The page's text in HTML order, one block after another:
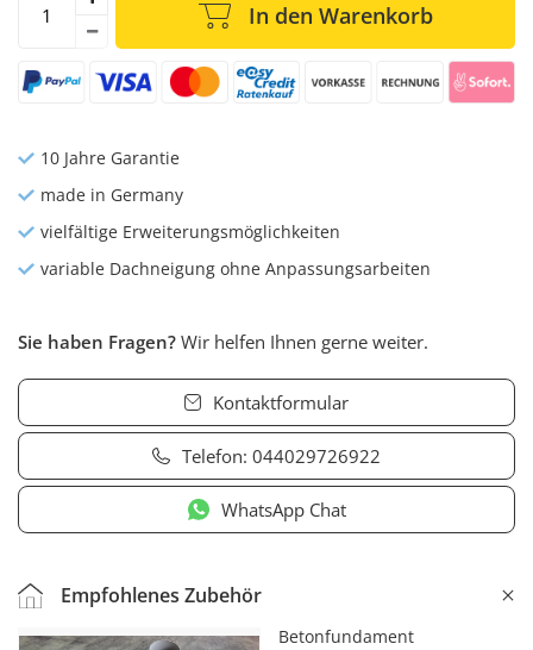
In den Warenkorb
10 Jahre Garantie
made in Germany
vielfältige Erweiterungsmöglichkeiten
variable Dachneigung ohne Anpassungsarbeiten
Sie haben Fragen? Wir helfen Ihnen gerne weiter.
Kontaktformular
Telefon: 044029726922
WhatsApp Chat
Empfohlenes Zubehör
Betonfundament